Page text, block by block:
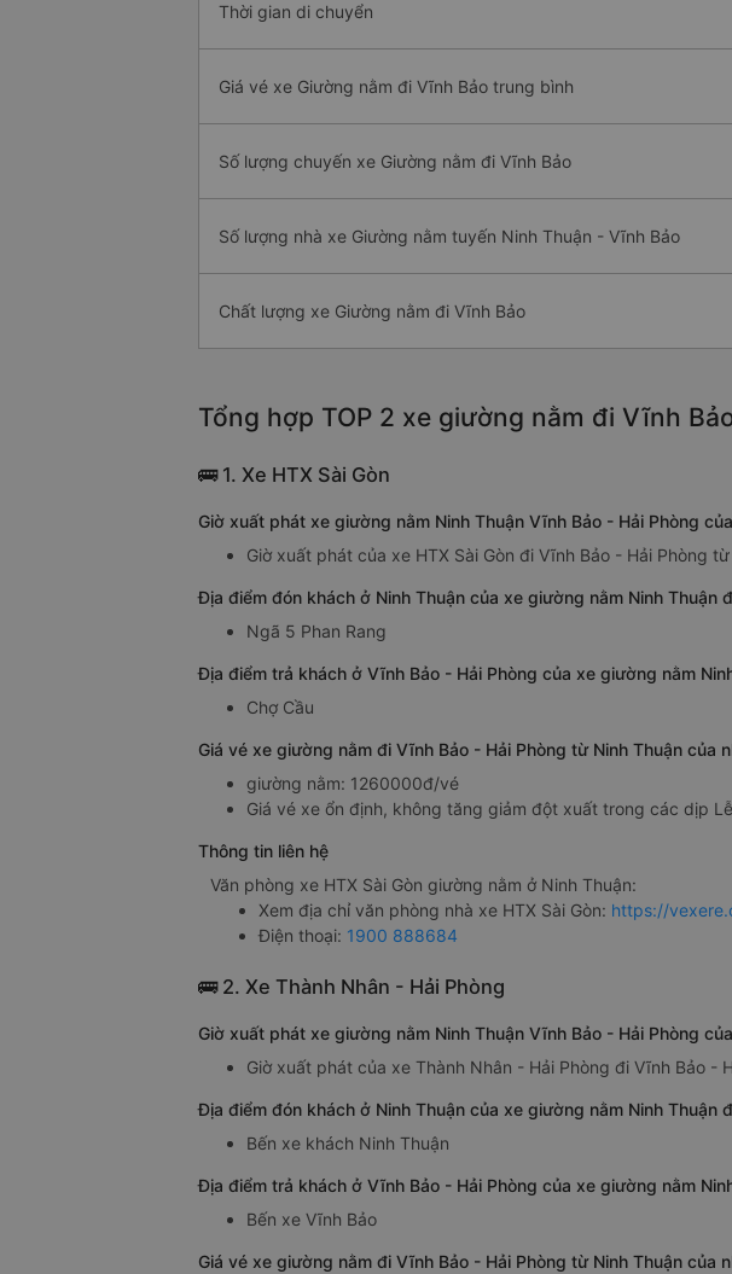
Thời gian di chuyển
Giá vé xe Giường nằm đi Vĩnh Bảo trung bình
Số lượng chuyến xe Giường nằm đi Vĩnh Bảo
Số lượng nhà xe Giường nằm tuyến Ninh Thuận - Vĩnh Bảo
Chất lượng xe Giường nằm đi Vĩnh Bảo
Tổng hợp TOP 2 xe giường nằm đi Vĩnh
🚌 1. Xe HTX Sài Gòn
Giờ xuất phát xe giường nằm Ninh Thuận Vĩnh Bảo - Hải Phòng
Giờ xuất phát của xe HTX Sài Gòn đi Vĩnh Bảo - Hải Phòng
Địa điểm đón khách ở Ninh Thuận của xe giường nằm Ninh Thuận
Ngã 5 Phan Rang
Địa điểm trả khách ở Vĩnh Bảo - Hải Phòng của xe giường nằm
Chợ Cầu
Giá vé xe giường nằm đi Vĩnh Bảo - Hải Phòng từ Ninh Thuận của
giường nằm: 1260000đ/vé
Giá vé xe ổn định, không tăng giảm đột xuất trong các dịp
Thông tin liên hệ
Văn phòng xe HTX Sài Gòn giường nằm ở Ninh Thuận:
Xem địa chỉ văn phòng nhà xe HTX Sài Gòn: https://
Điện thoại: 1900 888684
🚌 2. Xe Thành Nhân - Hải Phòng
Giờ xuất phát xe giường nằm Ninh Thuận Vĩnh Bảo - Hải Phòng
Giờ xuất phát của xe Thành Nhân - Hải Phòng đi Vĩnh Bảo -
Địa điểm đón khách ở Ninh Thuận của xe giường nằm Ninh Thuận
Bến xe khách Ninh Thuận
Địa điểm trả khách ở Vĩnh Bảo - Hải Phòng của xe giường nằm
Bến xe Vĩnh Bảo
Giá vé xe giường nằm đi Vĩnh Bảo - Hải Phòng từ Ninh Thuận của